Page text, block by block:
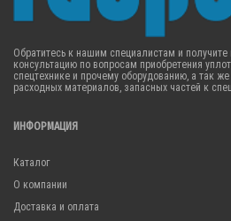
Обратитесь к нашим специалистам и
консультацию по вопросам приобретения
спецтехнике и прочему оборудованию, а так
расходных материалов, запасных частей к
ИНФОРМАЦИЯ
Каталог
О компании
Доставка и оплата